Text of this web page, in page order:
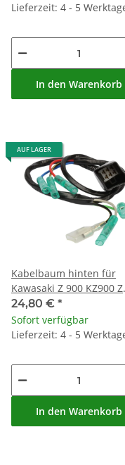
Lieferzeit: 4 - 5
In den Warenkorb
AUF LAGER
Kabelbaum hinten für
Kawasaki Z 900 KZ900 Z
1000 # 26002-031
24,80 € *
Sofort verfügbar
Lieferzeit: 4 - 5
In den Warenkorb